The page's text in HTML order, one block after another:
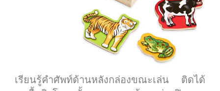
เรียนรู้คำศัพท์ด้านหลังกล่องขณะเล่น ติดได้